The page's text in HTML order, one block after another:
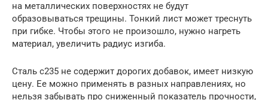
на металлических поверхностях не будут
образовываться трещины. Тонкий лист может треснуть
при гибке. Чтобы этого не произошло, нужно нагреть
материал, увеличить радиус изгиба.
Сталь с235 не содержит дорогих добавок, имеет низкую
цену. Ее можно применять в разных направлениях, но
нельзя забывать про сниженный показатель прочности,